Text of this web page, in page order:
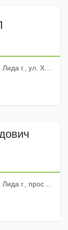
ул. Химиков, 6
Победы, 172